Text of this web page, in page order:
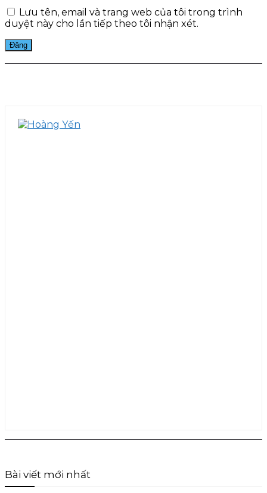
Lưu tên, email và trang web của tôi trong trình
duyệt này cho lần tiếp theo tôi nhận xét.
Bài viết mới nhất